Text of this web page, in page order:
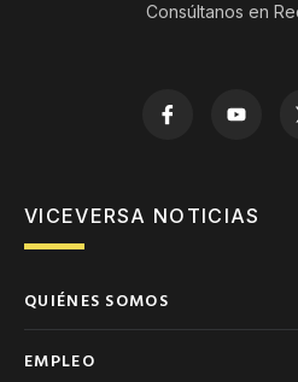
Consúltanos en
VICEVERSA NOTICIAS
QUIÉNES SOMOS
EMPLEO